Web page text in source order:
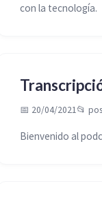
con la tecnología.
📅 20/04/2021📂
Bienvenido al